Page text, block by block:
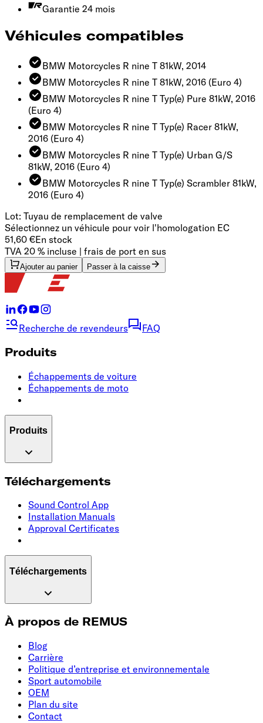
Garantie 24 mois
Véhicules compatibles
BMW Motorcycles R nine T 81kW, 2014
BMW Motorcycles R nine T 81kW, 2016 (Euro 4)
BMW Motorcycles R nine T Typ(e) Pure 81kW, 2016
(Euro 4)
BMW Motorcycles R nine T Typ(e) Racer 81kW,
2016 (Euro 4)
BMW Motorcycles R nine T Typ(e) Urban G/S
81kW, 2016 (Euro 4)
BMW Motorcycles R nine T Typ(e) Scrambler 81kW,
2016 (Euro 4)
Lot: Tuyau de remplacement de valve
Sélectionnez un véhicule pour voir l'homologation EC
51,60 €En stock
TVA 20 % incluse | frais de port en sus
Ajouter au panier Passer à la caisse
Recherche de revendeurs FAQ
Produits
Échappements de voiture
Échappements de moto
Produits
Téléchargements
Sound Control App
Installation Manuals
Approval Certificates
Téléchargements
À propos de REMUS
Blog
Carrière
Politique d’entreprise et environnementale
Sport automobile
OEM
Plan du site
Contact